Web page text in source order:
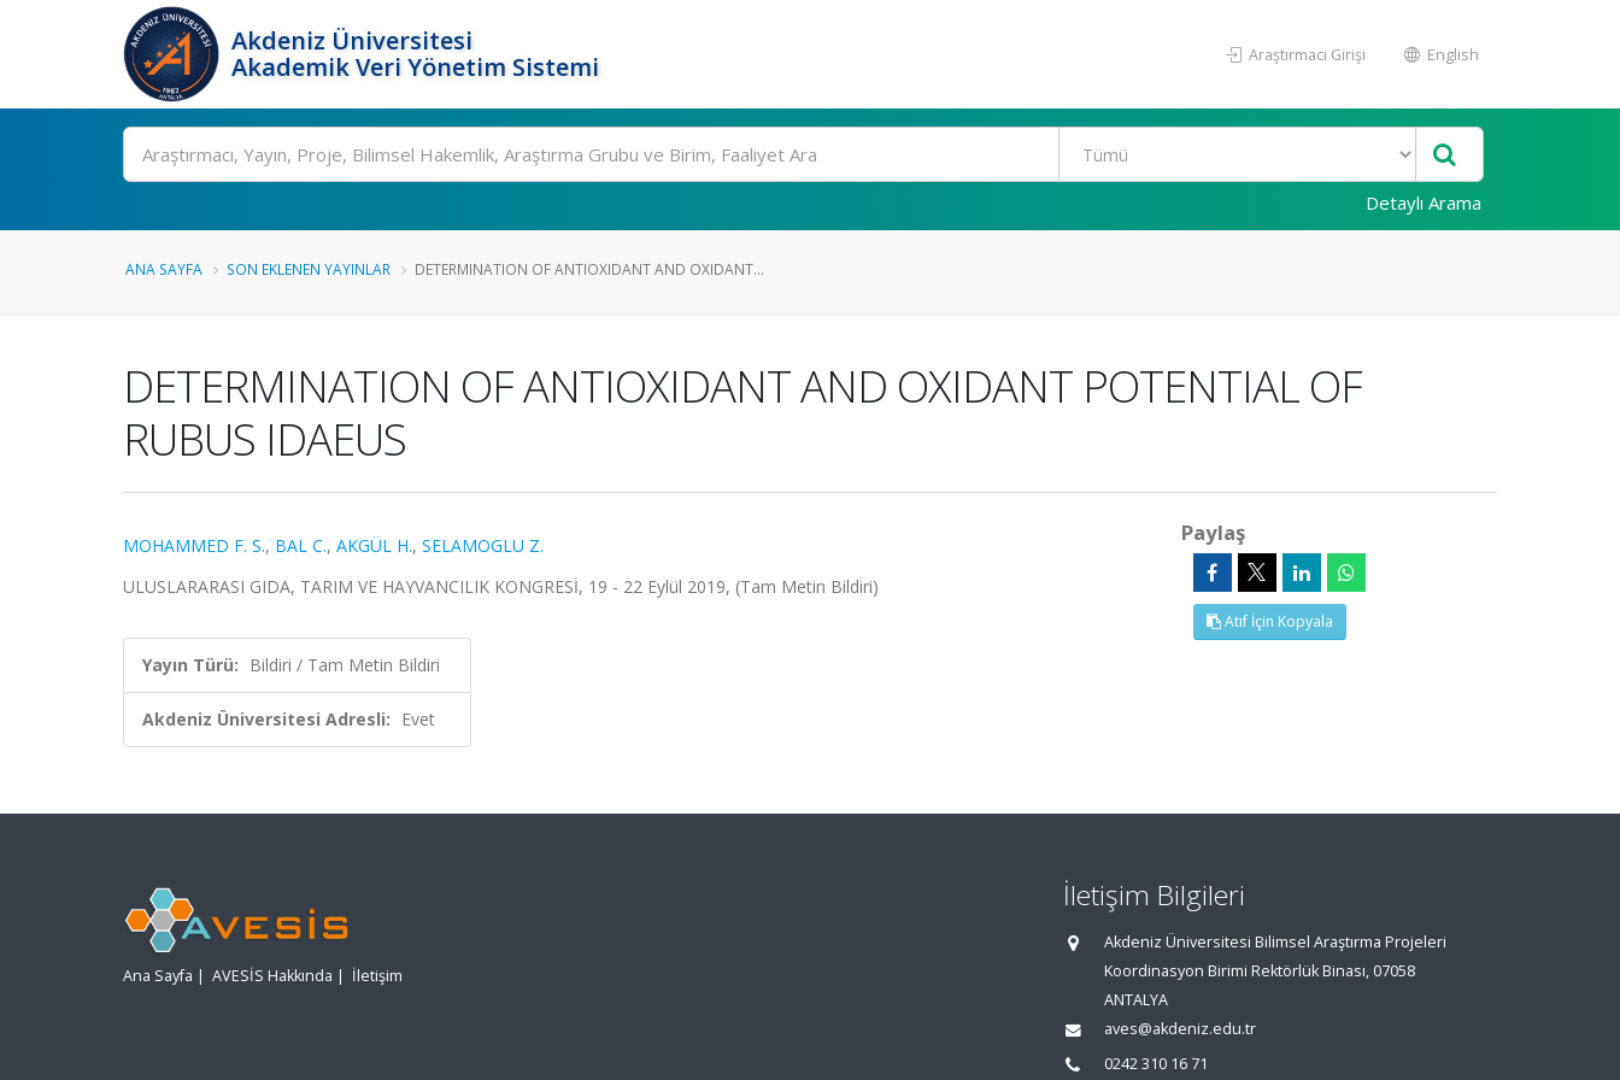
Akdeniz Üniversitesi
Akademik Veri Yönetim Sistemi
Araştırmacı Girişi English
Ara
Detaylı Arama
ANA SAYFA SON EKLENEN YAYINLAR DETERMINATION OF ANTIOXIDANT AND OXIDANT...
DETERMINATION OF ANTIOXIDANT AND OXIDANT POTENTIAL OF
RUBUS IDAEUS
MOHAMMED F. S., BAL C., AKGÜL H., SELAMOGLU Z.
ULUSLARARASI GIDA, TARIM VE HAYVANCILIK KONGRESİ, 19 - 22 Eylül 2019, (Tam Metin Bildiri)
Yayın Türü: Bildiri / Tam Metin Bildiri
Akdeniz Üniversitesi Adresli: Evet
Paylaş
Atıf İçin Kopyala
Ana Sayfa | AVESİS Hakkında | İletişim
İletişim Bilgileri
Akdeniz Üniversitesi Bilimsel Araştırma Projeleri
Koordinasyon Birimi Rektörlük Binası, 07058
ANTALYA
aves@akdeniz.edu.tr
0242 310 16 71